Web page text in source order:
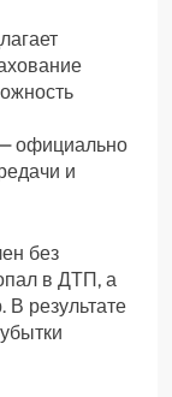
официально
и
без
в ДТП, а
результате